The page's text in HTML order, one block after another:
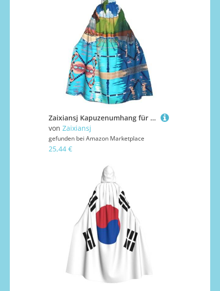
Zaixiansj Kapuzenumhang für Erwachsene, für Halloween, Party, Cosplay, Flamingo und Schwimmbad, bedruckt, Kapuzenmantel, Kostüm, Umhang, Zubehör
von Zaixiansj
gefunden bei Amazon Marketplace
25,44 €